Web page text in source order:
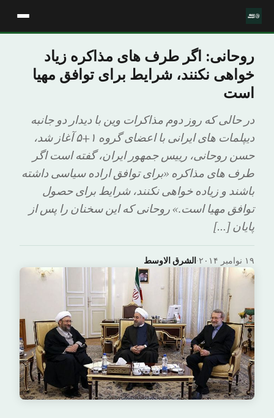
روحانی: اگر طرف های مذاکره زیاد
خواهی نکنند، شرایط برای توافق مهیا
است
در حالی که روز دوم مذاکرات وین با دیدار دو جانبه
دیپلمات های ایرانی با اعضای گروه ۱+۵ آغاز شد،
حسن روحانی، رییس جمهور ایران، گفته است اگر
طرف های مذاکره «برای توافق اراده سیاسی داشته
باشند و زیاده خواهی نکنند، شرایط برای حصول
توافق مهیا است.» روحانی که این سخنان را پس از
پایان […]
الشرق الاوسط· ۱۹ نوامبر ۲۰۱۴